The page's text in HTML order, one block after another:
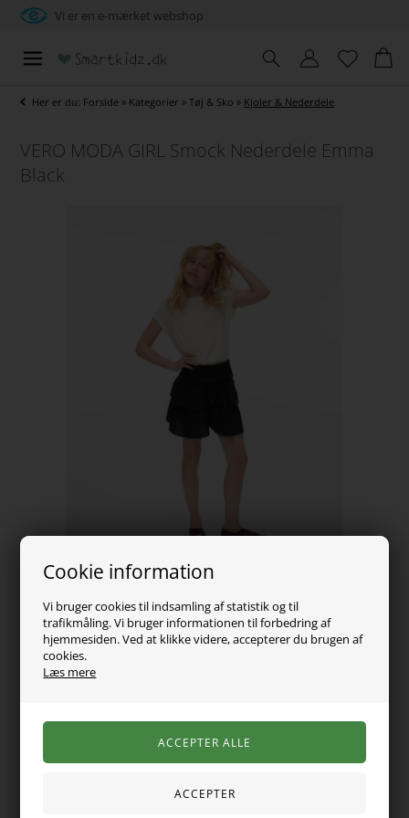
Cookie information
Vi bruger cookies til indsamling af statistik og til
trafikmåling. Vi bruger informationen til forbedring af
hjemmesiden. Ved at klikke videre, accepterer du brugen af
cookies.
Læs mere
Vi er en e-mærket webshop
Her er du: Forside » Kategorier »Tøj & Sko » Kjoler & Nederdele
VERO MODA GIRL Smock Nederdele Emma
Black
199,00